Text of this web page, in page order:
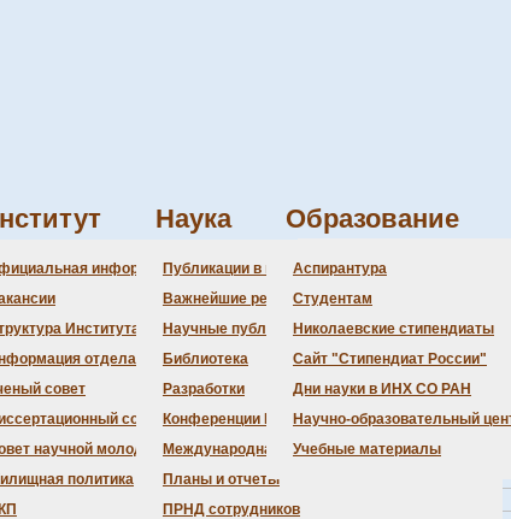
информация
Администрация
Бланки
История Института
Локальные акты
Противодействие
Института
отдела кадров
Документация
совет
Состав совета
Повестка дня заседаний
Информация ученого
совет
Состав совета
Даты защит диссертаций
Шифры специальностей
Объявления о защитах
Предварительное
научной молодежи
Состав СНМ
политика
Новости науки
Награды
Наука
Публикации в ведущих журналах
Важнейшие результаты
Научные публикации сотрудников
Библиотека
Разработки
Конференции Института
Международная деятельность
Планы и отчеты
ПРНД сотрудников
Образование
Аспирантура
Студентам
Николаевские стипендиаты
Сайт "Стипендиат России"
Дни науки в ИНХ СО РАН
Научно-образовательный
Учебные материалы